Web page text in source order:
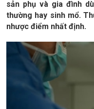
sản phụ và gia đình
thường hay sinh mổ.
nhược điểm nhất định.